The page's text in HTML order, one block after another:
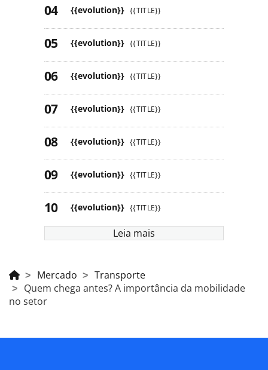
{{evolution}} {{TITLE}}
{{evolution}} {{TITLE}}
{{evolution}} {{TITLE}}
{{evolution}} {{TITLE}}
{{evolution}} {{TITLE}}
{{evolution}} {{TITLE}}
{{evolution}} {{TITLE}}
Leia mais
Mercado
Transporte
Quem chega antes? A importância da mobilidade
no setor